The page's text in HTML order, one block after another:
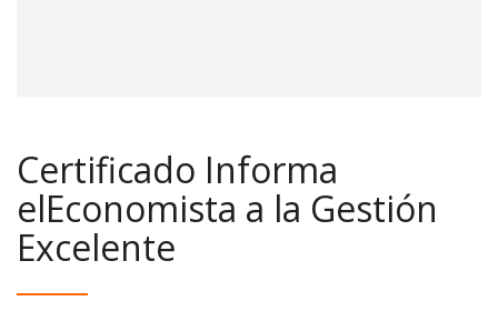
Certificado Informa
elEconomista a la Gestión
Excelente